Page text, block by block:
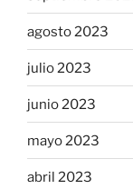
agosto 2023
julio 2023
junio 2023
mayo 2023
abril 2023